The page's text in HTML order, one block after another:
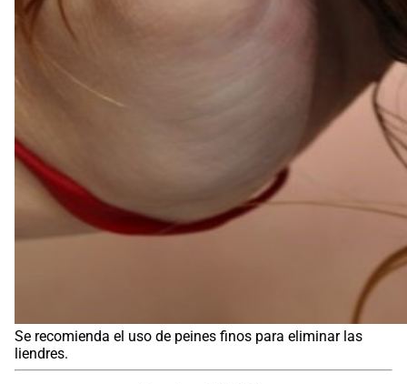
Se recomienda el uso de peines finos para eliminar las
liendres.